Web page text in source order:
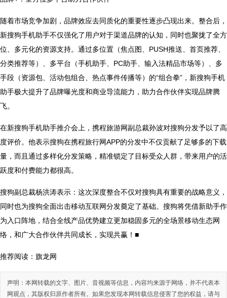
随着市场竞争加剧，品牌效应去同质化的重要性逐步凸现出来。整合后，
新搜狗手机助手不仅强化了用户对于渠道品牌的认知，同时也聚拢了全方
位、多元化的资源支持。通过多位置（焦点图、PUSH推送、首页推荐、
分类推荐等）、多平台（手机助手、PC助手、输入法精品市场等）、多
手段（资源包、活动包组合、热点事件传播等）的“组合拳”，新搜狗手机
助手极大提升了品牌曝光度和商业导流能力，助力合作伙伴实现品牌腾
飞。
在新搜狗手机助手推介会上，携程旅游网副总裁孙波对搜狗分发予以了高
度评价。他表示搜狗在携程旅行网APP的分发中不仅贡献了足够多的下载
量，而且通过多样化分发策略，精准锁定了目标受众人群，带来用户的活
跃度和付费能力都很高。
搜狗副总裁杨洪涛表示：这次深度整合不仅对搜狗具有重要的战略意义，
同时也为搜狗全面出击移动互联网分发奠定了基础。搜狗将凭借新助手作
为入口阵地，结合全线产品优势建立更加稳固多元的全场景移动生态网
络，和广大合作伙伴共同成长，实现共赢！■
推荐阅读： 旗龙网
声明：本网转载的文字、图片、音视频等信息，内容均来源于网络，并不代表本
网观点，其版权归原作者所有。如果您发现本网转载信息侵害了您的权益，请与